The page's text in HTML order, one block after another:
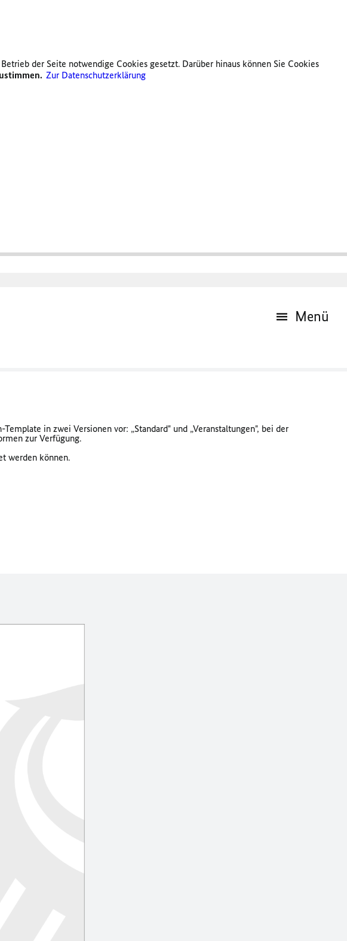
der Seite notwendige Cookies gesetzt. Darüber hinaus können Sie Cookies
Zur Datenschutzerklärung
Menü
in zwei Versionen vor: „Standard" und „Veranstaltungen", bei der
zur Verfügung.
werden können.